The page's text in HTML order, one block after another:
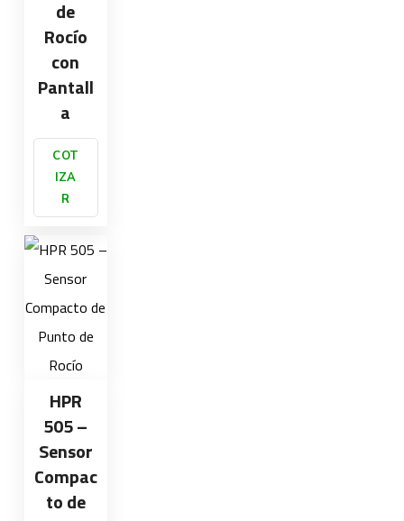
de
Rocío
con
Pantall
a
COT
IZA
R
HPR
505 –
Sensor
Compac
to de